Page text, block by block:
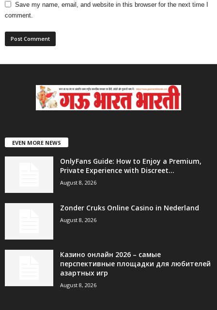
Save my name, email, and website in this browser for the next time I
comment.
EVEN MORE NEWS
OnlyFans Guide: How to Enjoy a Premium,
Private Experience with Discreet...
August 8, 2026
Zonder Cruks Online Casino in Nederland
August 8, 2026
Казино онлайн 2026 – самые
перспективные площадки для любителей
азартных игр
August 8, 2026